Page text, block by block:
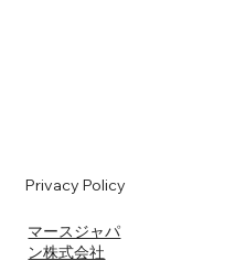
Privacy Policy
​マースジャパ
ン株式会社